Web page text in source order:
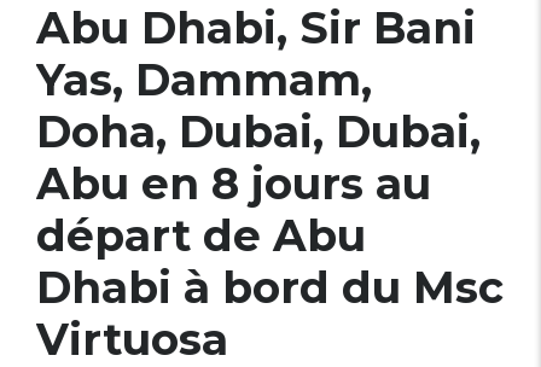
Abu Dhabi, Sir Bani
Yas, Dammam,
Doha, Dubai, Dubai,
Abu en 8 jours au
départ de Abu
Dhabi à bord du Msc
Virtuosa